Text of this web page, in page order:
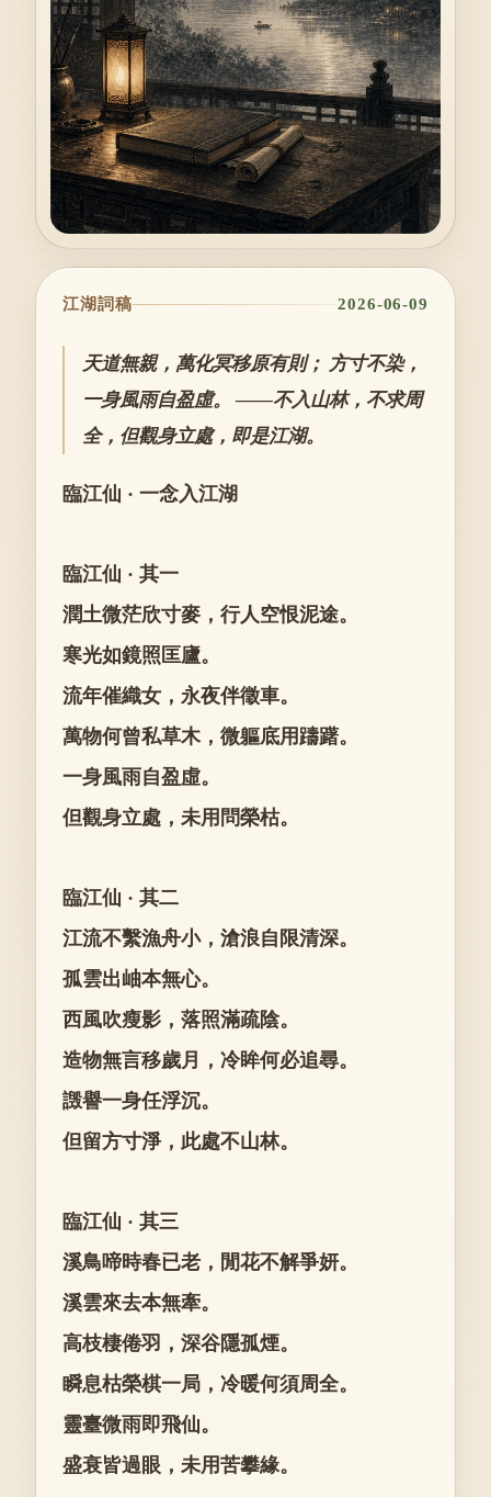
江湖詞稿 2026-06-09
天道無親，萬化冥移原有則； 方寸不染，
一身風雨自盈虛。 ——不入山林，不求周
全，但觀身立處，即是江湖。
臨江仙 · 一念入江湖
臨江仙 · 其一
潤土微茫欣寸麥，行人空恨泥途。
寒光如鏡照匡廬。
流年催織女，永夜伴徵車。
萬物何曾私草木，微軀底用躊躇。
一身風雨自盈虛。
但觀身立處，未用問榮枯。
臨江仙 · 其二
江流不繫漁舟小，滄浪自限清深。
孤雲出岫本無心。
西風吹瘦影，落照滿疏陰。
造物無言移歲月，冷眸何必追尋。
譭譽一身任浮沉。
但留方寸淨，此處不山林。
臨江仙 · 其三
溪鳥啼時春已老，閒花不解爭妍。
溪雲來去本無牽。
高枝棲倦羽，深谷隱孤煙。
瞬息枯榮棋一局，冷暖何須周全。
靈臺微雨即飛仙。
盛衰皆過眼，未用苦攀緣。